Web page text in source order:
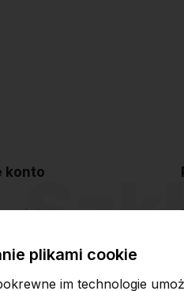
konto
plikami cookie
im technologie